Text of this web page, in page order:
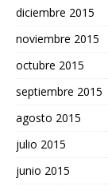
diciembre 2015
noviembre 2015
octubre 2015
septiembre 2015
agosto 2015
julio 2015
junio 2015